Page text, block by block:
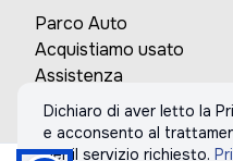
Parco Auto
Acquistiamo usato
Assistenza
Contatti
Dichiaro di aver letto la
e acconsento al
per il servizio richiesto.